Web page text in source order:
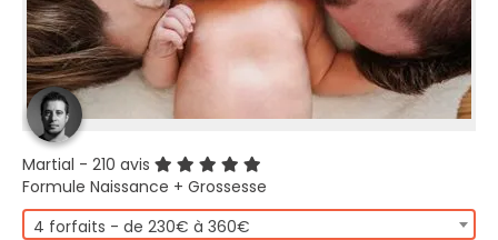
Martial - 210 avis
Formule Naissance + Grossesse
4 forfaits - de 230€ à 360€